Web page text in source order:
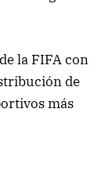
la FIFA con
de
más